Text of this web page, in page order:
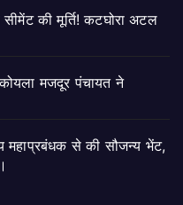
की मूर्ति! कटघोरा अटल
मजदूर पंचायत ने
से की सौजन्य भेंट,